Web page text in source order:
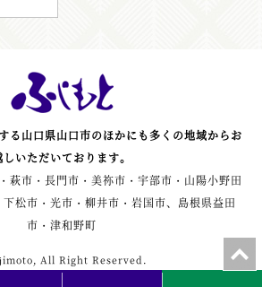
る山口県山口市のほかにも多くの地域からお
しいただいております。
萩市・長門市・美祢市・宇部市・山陽小野田
松市・光市・柳井市・岩国市、島根県益田
市・津和野町
All Right Reserved.